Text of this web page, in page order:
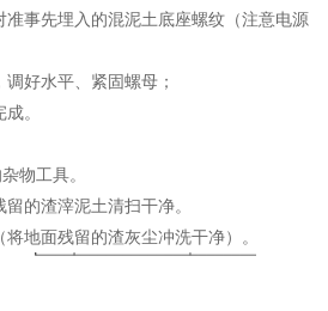
准事先埋入的混泥土底座螺纹（注意电源
好水平、紧固螺母；
。
物工具。
的渣滓泥土清扫干净。
地面残留的渣灰尘冲洗干净）。